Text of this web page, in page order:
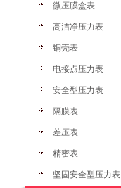
微压膜盒表
高洁净压力表
铜壳表
电接点压力表
安全型压力表
隔膜表
差压表
精密表
坚固安全型压力表